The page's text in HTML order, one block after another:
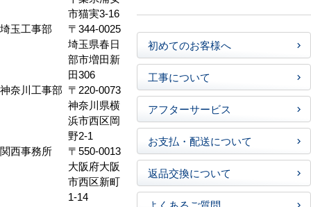
市猫実3-16
埼玉工事部
〒344-0025
埼玉県春日
部市増田新
田306
神奈川工事部 〒220-0073
神奈川県横
浜市西区岡
野2-1
関西事務所
〒550-0013
大阪府大阪
市西区新町
1-14
初めてのお客様へ
工事について
アフターサービス
お支払・配送について
返品交換について